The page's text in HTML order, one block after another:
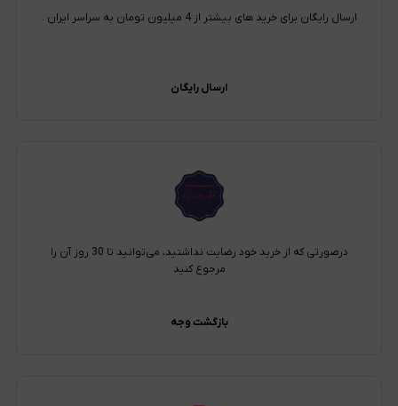
ارسال رایگان برای خرید های بیشتر از 4 میلیون تومان به سراسر ایران .
ارسال رایگان
درصورتی که از خرید خود رضایت نداشتید، می‌توانید تا 30 روز آن را
مرجوع کنید
بازگشت وجه